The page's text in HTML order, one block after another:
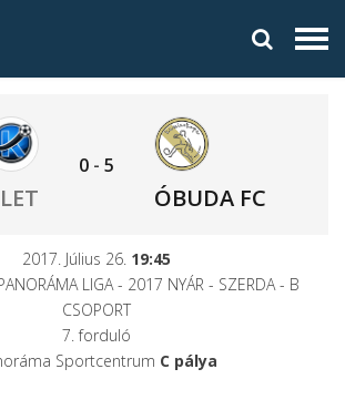
0- 5
ÓBUDA FC
2017. Július 26. 19:45
LIGA - 2017 NYÁR - SZERDA - B
CSOPORT
7. forduló
Sportcentrum C pálya